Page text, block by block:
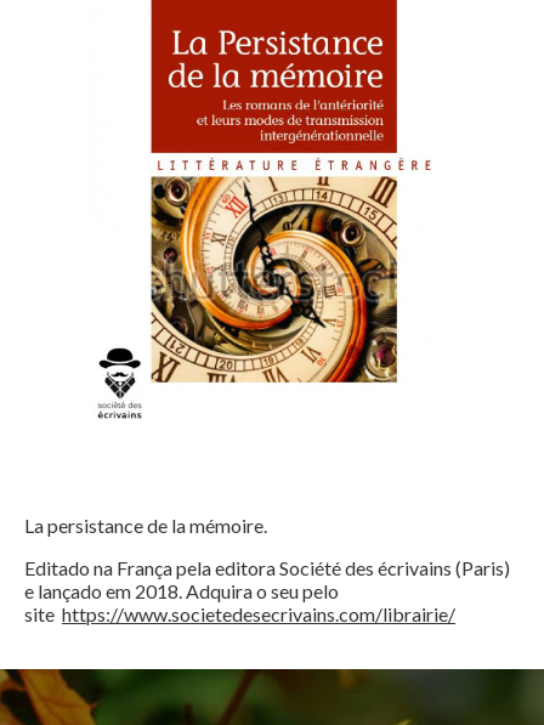
La persistance de la mémoire.
Editado na França pela editora Société des écrivains (Paris)
e lançado em 2018. Adquira o seu pelo
site https://www.societedesecrivains.com/librairie/